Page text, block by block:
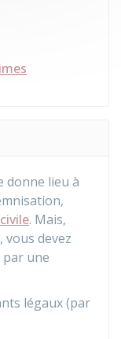
donne lieu à
. Mais,
devez
une
légaux (par